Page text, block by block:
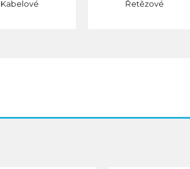
Kabelové Řetězové